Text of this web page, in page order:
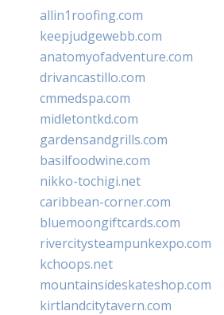
allin1roofing.com
keepjudgewebb.com
anatomyofadventure.com
drivancastillo.com
cmmedspa.com
midletontkd.com
gardensandgrills.com
basilfoodwine.com
nikko-tochigi.net
caribbean-corner.com
bluemoongiftcards.com
rivercitysteampunkexpo.com
kchoops.net
mountainsideskateshop.com
kirtlandcitytavern.com